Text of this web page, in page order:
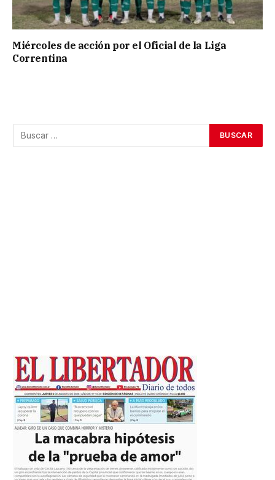
Miércoles de acción por el Oficial de la Liga
Correntina